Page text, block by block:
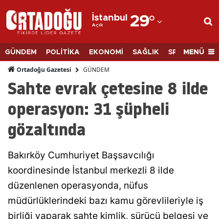
İstanbul
Açık 29°
Adana
Adıyaman
Afyonkarahisar
Ağrı
Amasya
Antalya
Artvin
Aydın
Balıkesir
GÜNDEM POLİTİKA EKONOMİ SAĞLIK SPORMENÜ
Ortadoğu Gazetesi GÜNDEM
Sahte evrak çetesine 8 ilde
operasyon: 31 şüpheli
gözaltında
Bakırköy Cumhuriyet Başsavcılığı
koordinesinde İstanbul merkezli 8 ilde
düzenlenen operasyonda, nüfus
müdürlüklerindeki bazı kamu görevlileriyle iş
birliği yaparak sahte kimlik, sürücü belgesi ve